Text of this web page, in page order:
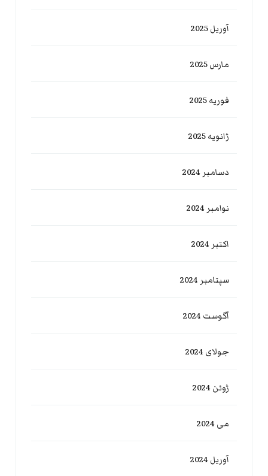
آوریل 2025
مارس 2025
فوریه 2025
ژانویه 2025
دسامبر 2024
نوامبر 2024
اکتبر 2024
سپتامبر 2024
آگوست 2024
جولای 2024
ژوئن 2024
می 2024
آوریل 2024